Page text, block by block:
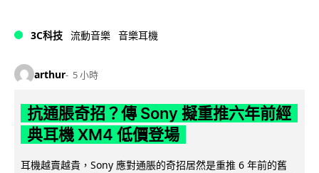
3C科技 流動音樂 音樂耳機
arthur 5 小時
抗通脹奇招？傳 Sony 擬重推六年前經
典耳機 XM4 低價登場
耳機越賣越貴，Sony 應對通脹的奇招居然是重推 6 年前的舊